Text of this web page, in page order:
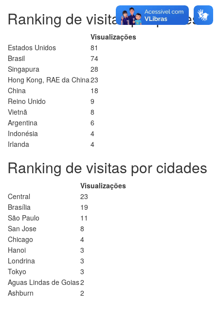
Ranking de visitas por países
Visualizações
Estados Unidos
81
Brasil
74
Singapura
28
Hong Kong, RAE da China23
China
18
Reino Unido
9
Vietnã
8
Argentina
6
Indonésia
4
Irlanda
4
Ranking de visitas por cidades
Visualizações
Central
23
Brasília
19
São Paulo
11
San Jose
8
Chicago
4
Hanoi
3
Londrina
3
Tokyo
3
Aguas Lindas de Goias2
Ashburn
2